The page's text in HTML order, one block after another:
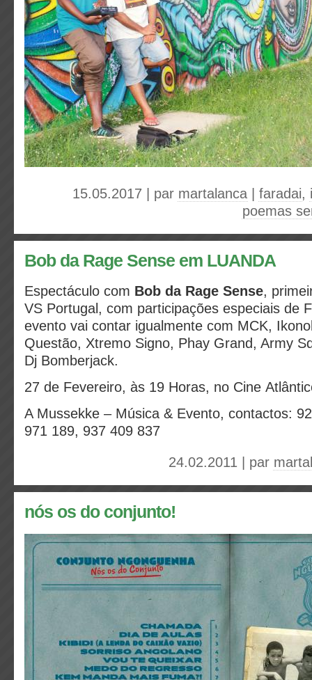
15.05.2017 | par martalanca faradai,
poemas
Bob da Rage Sense em LUANDA
Espectáculo com Bob da Rage Sense,
VS Portugal, com participações especiais de
evento vai contar igualmente com MCK,
Questão, Xtremo Signo, Phay Grand, Army
Dj Bomberjack.
27 de Fevereiro, às 19 Horas, no Cine
A Mussekke – Música & Evento, contactos:
971 189, 937 409 837
24.02.2011 | par
nós os do conjunto!